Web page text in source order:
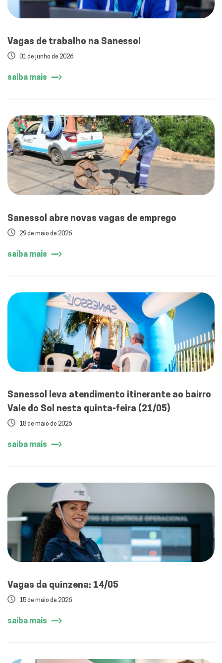
Vagas de trabalho na Sanessol
01 de junho de 2026
saiba mais
Sanessol abre novas vagas de emprego
29 de maio de 2026
saiba mais
Sanessol leva atendimento itinerante ao bairro
Vale do Sol nesta quinta-feira (21/05)
18 de maio de 2026
saiba mais
Vagas da quinzena: 14/05
15 de maio de 2026
saiba mais